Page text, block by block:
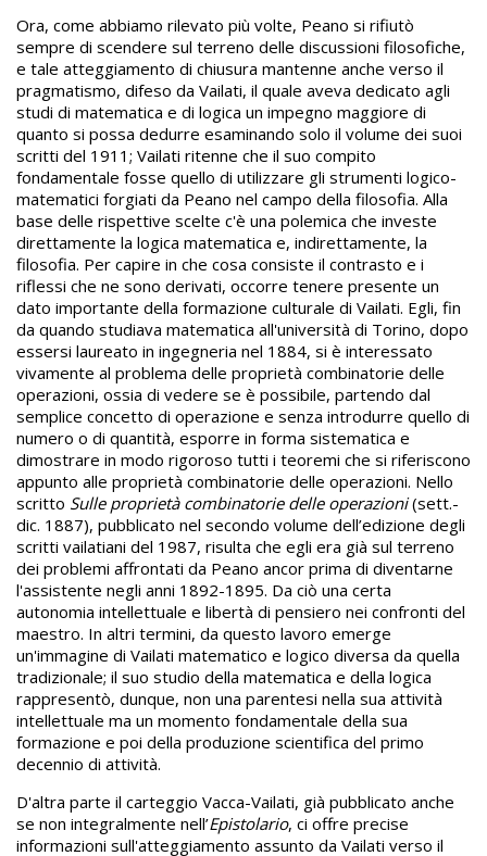
Ora, come abbiamo rilevato più volte, Peano si rifiutò
sempre di scendere sul terreno delle discussioni filosofiche,
e tale atteggiamento di chiusura mantenne anche verso il
pragmatismo, difeso da Vailati, il quale aveva dedicato agli
studi di matematica e di logica un impegno maggiore di
quanto si possa dedurre esaminando solo il volume dei suoi
scritti del 1911; Vailati ritenne che il suo compito
fondamentale fosse quello di utilizzare gli strumenti logico-
matematici forgiati da Peano nel campo della filosofia. Alla
base delle rispettive scelte c'è una polemica che investe
direttamente la logica matematica e, indirettamente, la
filosofia. Per capire in che cosa consiste il contrasto e i
riflessi che ne sono derivati, occorre tenere presente un
dato importante della formazione culturale di Vailati. Egli, fin
da quando studiava matematica all'università di Torino, dopo
essersi laureato in ingegneria nel 1884, si è interessato
vivamente al problema delle proprietà combinatorie delle
operazioni, ossia di vedere se è possibile, partendo dal
semplice concetto di operazione e senza introdurre quello di
numero o di quantità, esporre in forma sistematica e
dimostrare in modo rigoroso tutti i teoremi che si riferiscono
appunto alle proprietà combinatorie delle operazioni. Nello
scritto Sulle proprietà combinatorie delle operazioni(sett.-
dic. 1887), pubblicato nel secondo volume dell’edizione degli
scritti vailatiani del 1987, risulta che egli era già sul terreno
dei problemi affrontati da Peano ancor prima di diventarne
l'assistente negli anni 1892-1895. Da ciò una certa
autonomia intellettuale e libertà di pensiero nei confronti del
maestro. In altri termini, da questo lavoro emerge
un'immagine di Vailati matematico e logico diversa da quella
tradizionale; il suo studio della matematica e della logica
rappresentò, dunque, non una parentesi nella sua attività
intellettuale ma un momento fondamentale della sua
formazione e poi della produzione scientifica del primo
decennio di attività.
D'altra parte il carteggio Vacca-Vailati, già pubblicato anche
se non integralmente nell’Epistolario, ci offre precise
informazioni sull'atteggiamento assunto da Vailati verso il